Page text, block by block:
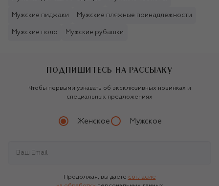
Мужские пиджаки Мужские пляжные принадлежности
Мужские поло Мужские рубашки
ПОДПИШИТЕСЬ НА РАССЫЛКУ
Чтобы первыми узнавать об эксклюзивных новинках и
специальных предложениях
Женское Мужское
Продолжая, вы даете согласие